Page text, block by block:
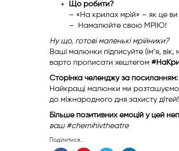
Що робити?
– «На крилах мрій» – як це
– Намалюйте свою МРІЮ!
Ну що, готові маленькі мрійники?
Ваші малюнки підписуйте (ім’я,
варто прописати хештегом
Сторінка челенджу за посиланням:
Найкращі малюнки ми розташуємо
до міжнародного дня захисту дітей!
Більше позитивних емоцій у цей
ваш #chernihivtheatre
Поділитися...